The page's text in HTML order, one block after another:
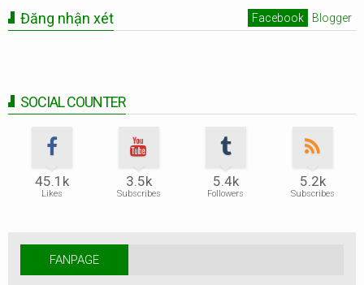
Đăng nhận xét Facebook Blogger
SOCIAL COUNTER
45.1k
Likes
3.5k
Subscribes
5.4k
Followers
5.2k
Subscribes
FANPAGE